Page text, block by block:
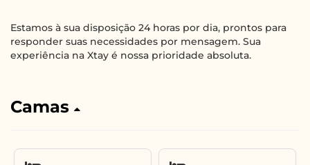
Estamos à sua disposição 24 horas por dia, prontos para
responder suas necessidades por mensagem. Sua
experiência na Xtay é nossa prioridade absoluta.
Camas